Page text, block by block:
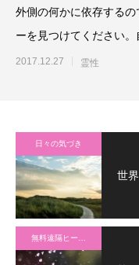
外側の何かに依存する
ーを見つけてください。
覚に、あなたの本質を変
2017.12.27 霊性
日々の気づき
世